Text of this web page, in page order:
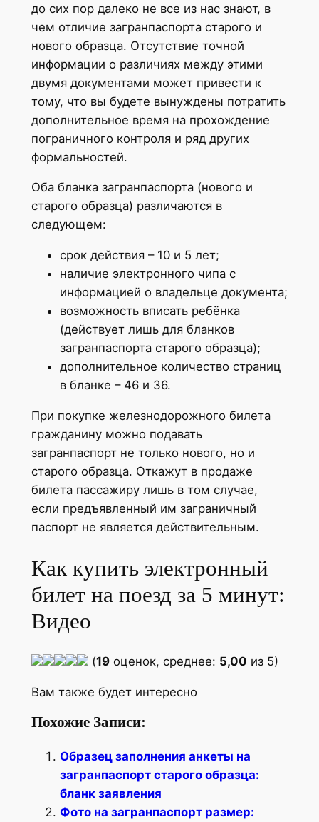
до сих пор далеко не все из нас знают, в
чем отличие загранпаспорта старого и
нового образца. Отсутствие точной
информации о различиях между этими
двумя документами может привести к
тому, что вы будете вынуждены потратить
дополнительное время на прохождение
пограничного контроля и ряд других
формальностей.
Оба бланка загранпаспорта (нового и
старого образца) различаются в
следующем:
срок действия – 10 и 5 лет;
наличие электронного чипа с
информацией о владельце документа;
возможность вписать ребёнка
(действует лишь для бланков
загранпаспорта старого образца);
дополнительное количество страниц
в бланке – 46 и 36.
При покупке железнодорожного билета
гражданину можно подавать
загранпаспорт не только нового, но и
старого образца. Откажут в продаже
билета пассажиру лишь в том случае,
если предъявленный им заграничный
паспорт не является действительным.
Как купить электронный
билет на поезд за 5 минут:
Видео
(19оценок, среднее: 5,00 из 5)
Вам также будет интересно
Похожие Записи:
Образец заполнения анкеты на
загранпаспорт старого образца:
бланк заявления
Фото на загранпаспорт размер: